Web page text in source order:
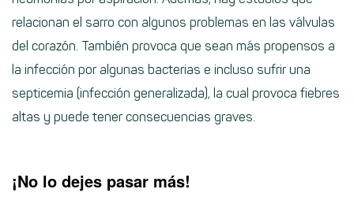
relacionan el sarro con algunos problemas en las válvulas
del corazón. También provoca que sean más propensos a
la infección por algunas bacterias e incluso sufrir una
septicemia (infección generalizada), la cual provoca fiebres
altas y puede tener consecuencias graves.
¡No lo dejes pasar más!